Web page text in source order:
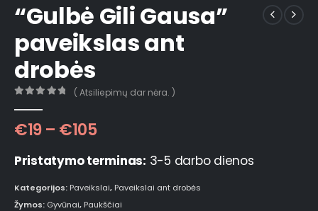
“Gulbė Gili Gausa”
paveikslas ant
drobės
( Atsiliepimų dar nėra. )
€19 – €105
Pristatymo terminas: 3-5 darbo dienos
Kategorijos: Paveikslai, Paveikslai ant drobės
Žymos: Gyvūnai, Paukščiai